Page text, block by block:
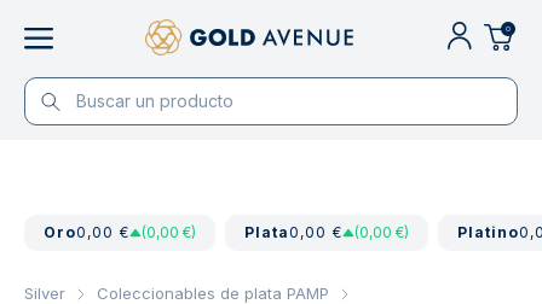
0
Oro0,00 € (0,00 €) Plata0,00 € (0,00 €) Platino
Silver
Coleccionables de plata PAMP